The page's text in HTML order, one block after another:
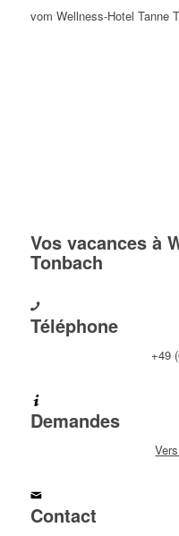
vom Wellness-Hotel Tanne
Vos vacances à
Tonbach
Téléphone
+49
Demandes
Contact